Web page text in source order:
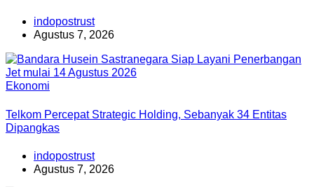
indopostrust
Agustus 7, 2026
Ekonomi
Telkom Percepat Strategic Holding, Sebanyak 34 Entitas
Dipangkas
indopostrust
Agustus 7, 2026